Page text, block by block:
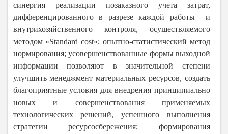
синергия реализации позаказного учета затрат,
дифференцированного в разрезе каждой работы и
внутрихозяйственного контроля, осуществляемого
методом «Standard cost»; опытно-статистический метод
нормирования; усовершенствованные формы выходной
информации позволяют в значительной степени
улучшить менеджмент материальных ресурсов, создать
благоприятные условия для внедрения принципиально
новых и совершенствования применяемых
технологических решений, успешного выполнения
стратегии ресурсосбережения; формирования